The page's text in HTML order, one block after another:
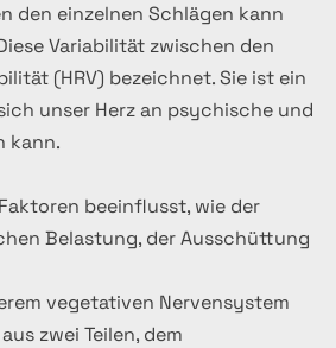
den einzelnen Schlägen kann
Variabilität zwischen den
(HRV) bezeichnet. Sie ist ein
unser Herz an psychische und
kann.
beeinflusst, wie der
Belastung, der Ausschüttung
vegetativen Nervensystem
zwei Teilen, dem